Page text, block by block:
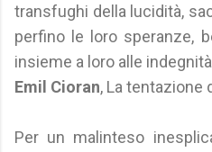
transfughi della lucidità,
perfino le loro speranze,
insieme a loro alle
Emil Cioran, La tentazione
Per un malinteso